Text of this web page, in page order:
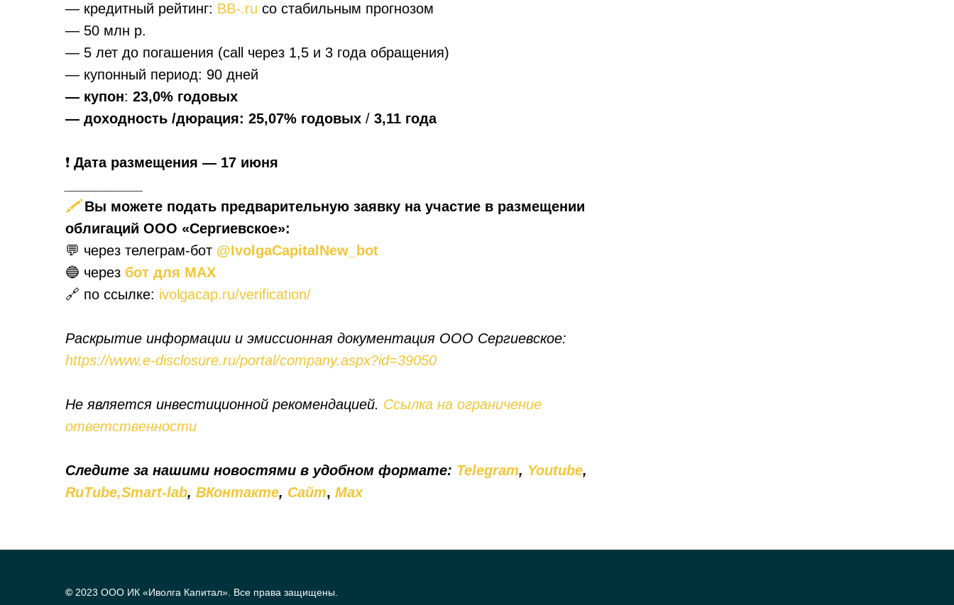
— кредитный рейтинг: BB-.ru со стабильным прогнозом
— 50 млн р.
— 5 лет до погашения (call через 1,5 и 3 года обращения)
— купонный период: 90 дней
— купон: 23,0% годовых
— доходность /дюрация: 25,07% годовых / 3,11 года
❗️ Дата размещения — 17 июня
🖍Вы можете подать предварительную заявку на участие в размещении
облигаций ООО «Сергиевское»:
💬 через телеграм-бот @IvolgaCapitalNew_bot
🔵 через бот для MAX
🔗 по ссылке: ivolgacap.ru/verification/
Раскрытие информации и эмиссионная документация ООО Сергиевское:
https://www.e-disclosure.ru/portal/company.aspx?id=39050
Не является инвестиционной рекомендацией. Ссылка на ограничение
ответственности
Следите за нашими новостями в удобном формате: Telegram, Youtube,
RuTube,Smart-lab, ВКонтакте, Сайт, Мах
© 2023 ООО ИК «Иволга Капитал». Все права защищены.